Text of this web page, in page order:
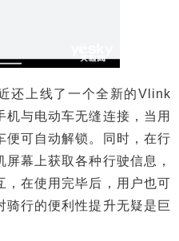
上线了一个全新的Vlink
与电动车无缝连接，当用
便可自动解锁。同时，在行
幕上获取各种行驶信息，
，在使用完毕后，用户也可
骑行的便利性提升无疑是巨